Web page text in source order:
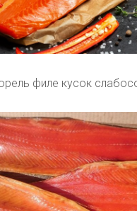
филе кусок